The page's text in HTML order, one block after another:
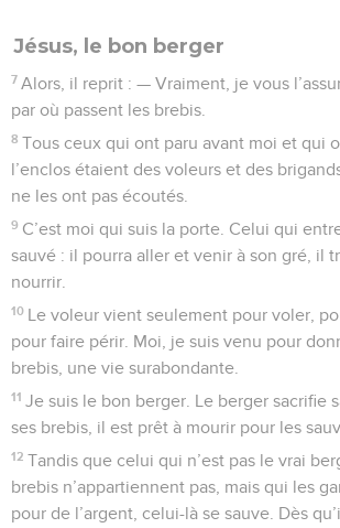
Jésus, le bon berger
7 Alors, il reprit : — Vraiment, je vous
par où passent les brebis.
8 Tous ceux qui ont paru avant moi et qui
l’enclos étaient des voleurs et des
ne les ont pas écoutés.
9 C’est moi qui suis la porte. Celui qui
sauvé : il pourra aller et venir à son gré, il
nourrir.
10 Le voleur vient seulement pour voler,
pour faire périr. Moi, je suis venu pour
brebis, une vie surabondante.
11 Je suis le bon berger. Le berger sacrifie
ses brebis, il est prêt à mourir pour les
12 Tandis que celui qui n’est pas le vrai
brebis n’appartiennent pas, mais qui les
pour de l’argent, celui-là se sauve. Dès